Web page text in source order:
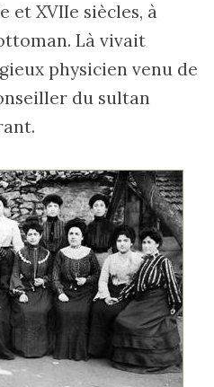
et XVIIe siècles, à
Là vivait
physicien venu de
du sultan